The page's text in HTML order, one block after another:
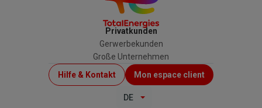
Privatkunden
Gerwerbekunden
Große Unternehmen
Menu
Top
Hilfe & Kontakt Mon espace client
DE